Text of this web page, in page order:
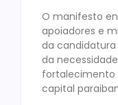
O manifesto
apoiadores e
da
da
fortalecimento
capital